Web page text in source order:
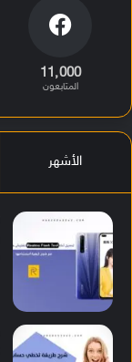
11٬000
المتابعون
الأشهر